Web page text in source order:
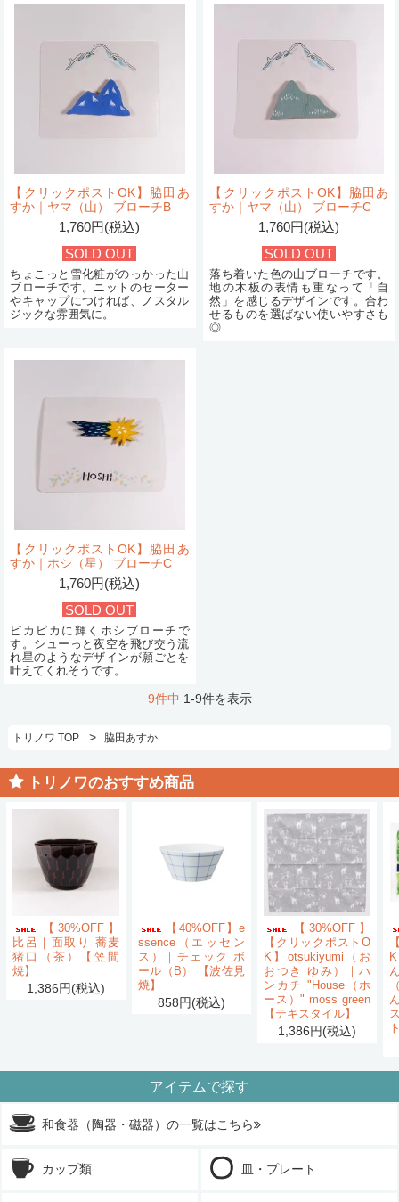
【クリックポストOK】脇田あ
すか｜ヤマ（山） ブローチB
1,760円(税込)
SOLD OUT
ちょこっと雪化粧がのっかった山
ブローチです。ニットのセーター
やキャップにつければ、ノスタル
ジックな雰囲気に。
【クリックポストOK】脇田あ
すか｜ヤマ（山） ブローチC
1,760円(税込)
SOLD OUT
落ち着いた色の山ブローチです。
地の木板の表情も重なって「自
然」を感じるデザインです。合わ
せるものを選ばない使いやすさも
◎
【クリックポストOK】脇田あ
すか｜ホシ（星） ブローチC
1,760円(税込)
SOLD OUT
ピカピカに輝くホシブローチで
す。シューっと夜空を飛び交う流
れ星のようなデザインが願ごとを
叶えてくれそうです。
9件中 1-9件を表示
トリノワ TOP > 脇田あすか
トリノワのおすすめ商品
【30%OFF】
比呂｜面取り 蕎麦
猪口（茶）【笠間
焼】
1,386円(税込)
【40%OFF】e
ssence（エッセン
ス）｜チェック ボ
ール（B） 【波佐見
焼】
858円(税込)
【30%OFF】
【クリックポストO
K】otsukiyumi（お
おつき ゆみ）｜ハ
ンカチ "House（ホ
ース）" moss green
【テキスタイル】
1,386円(税込)
アイテムで探す
和食器（陶器・磁器）の一覧はこちら
カップ類 皿・プレート